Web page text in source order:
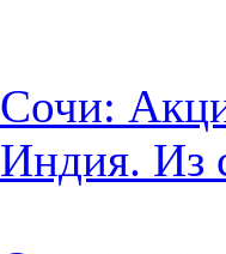
Сочи:
Индия. Из